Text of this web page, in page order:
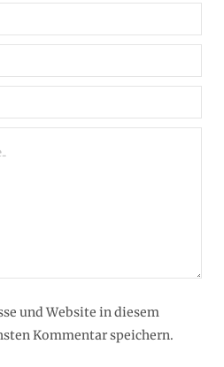
und Website in diesem
Kommentar speichern.